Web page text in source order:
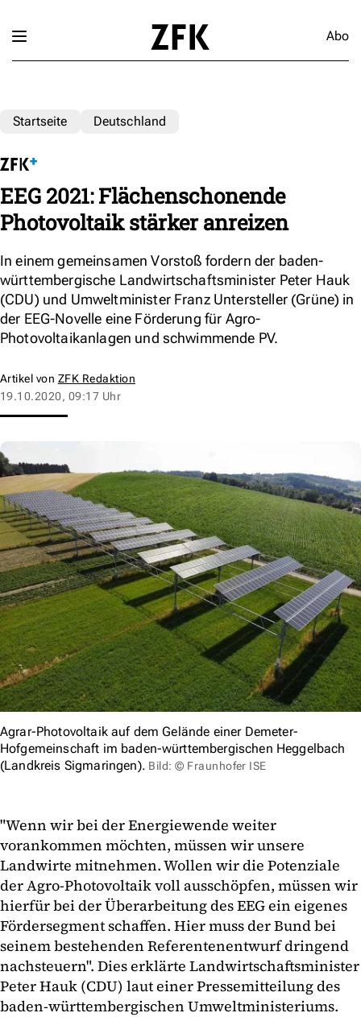
Abo
Startseite Deutschland
EEG 2021: Flächenschonende
Photovoltaik stärker anreizen
In einem gemeinsamen Vorstoß fordern der baden-
württembergische Landwirtschaftsminister Peter Hauk
(CDU) und Umweltminister Franz Untersteller (Grüne) in
der EEG-Novelle eine Förderung für Agro-
Photovoltaikanlagen und schwimmende PV.
Artikel von ZFK Redaktion
19.10.2020, 09:17 Uhr
Agrar-Photovoltaik auf dem Gelände einer Demeter-
Hofgemeinschaft im baden-württembergischen Heggelbach
(Landkreis Sigmaringen). Bild: © Fraunhofer ISE
"Wenn wir bei der Energiewende weiter
vorankommen möchten, müssen wir unsere
Landwirte mitnehmen. Wollen wir die Potenziale
der Agro-Photovoltaik voll ausschöpfen, müssen wir
hierfür bei der Überarbeitung des EEG ein eigenes
Fördersegment schaffen. Hier muss der Bund bei
seinem bestehenden Referentenentwurf dringend
nachsteuern". Dies erklärte Landwirtschaftsminister
Peter Hauk (CDU) laut einer Pressemitteilung des
baden-württembergischen Umweltministeriums.